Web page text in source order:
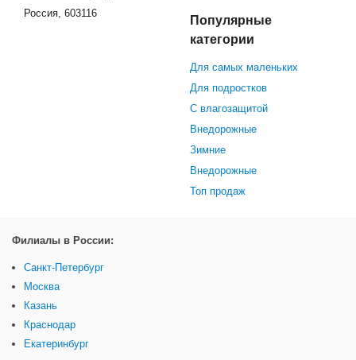
Россия, 603116
Популярные
категории
Для самых маленьких
Для подростков
С влагозащитой
Внедорожные
Зимние
Внедорожные
Топ продаж
Филиалы в России:
Санкт-Петербург
Москва
Казань
Краснодар
Екатеринбург